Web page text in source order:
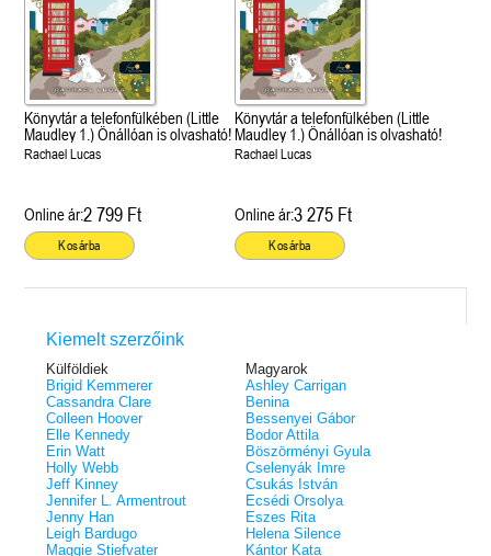
Könyvtár a telefonfülkében (Little
Maudley 1.) Önállóan is olvasható!
Rachael Lucas
Online ár:2 799 Ft
Kosárba
Könyvtár a telefonfülkében (Little
Maudley 1.) Önállóan is olvasható!
Rachael Lucas
Online ár:3 275 Ft
Kosárba
Kiemelt szerzőink
Külföldiek
Brigid Kemmerer
Cassandra Clare
Colleen Hoover
Elle Kennedy
Erin Watt
Holly Webb
Jeff Kinney
Jennifer L. Armentrout
Jenny Han
Leigh Bardugo
Maggie Stiefvater
Magyarok
Ashley Carrigan
Benina
Bessenyei Gábor
Bodor Attila
Böszörményi Gyula
Cselenyák Imre
Csukás István
Ecsédi Orsolya
Eszes Rita
Helena Silence
Kántor Kata